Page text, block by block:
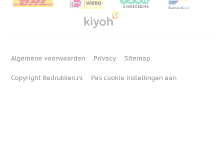
Algemene voorwaarden Privacy Sitemap
Copyright Bedrukken.nl Pas cookie instellingen aan